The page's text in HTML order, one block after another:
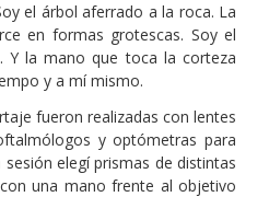
el árbol aferrado a la roca. La
en formas grotescas. Soy el
Y la mano que toca la corteza
y a mí mismo.
fueron realizadas con lentes
y optómetras para
elegí prismas de distintas
una mano frente al objetivo